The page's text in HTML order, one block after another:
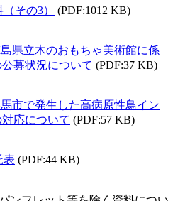
その3） (PDF:1012 KB)
県立木のおもちゃ美術館に係
募状況について (PDF:37 KB)
市で発生した高病原性鳥イン
応について (PDF:57 KB)
表 (PDF:44 KB)